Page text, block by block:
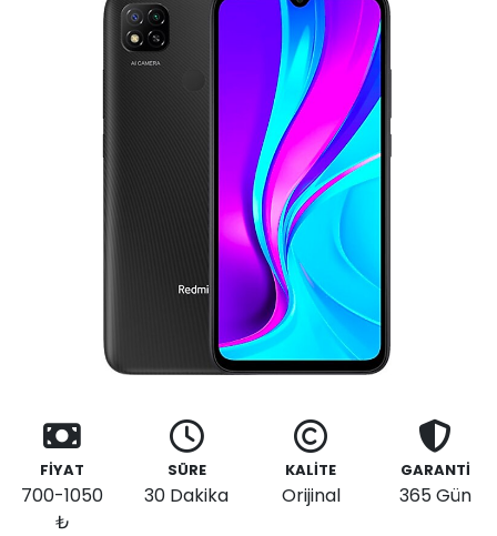
FİYAT
700-1050
₺
SÜRE
30 Dakika
KALİTE
Orijinal
GARANTİ
365 Gün